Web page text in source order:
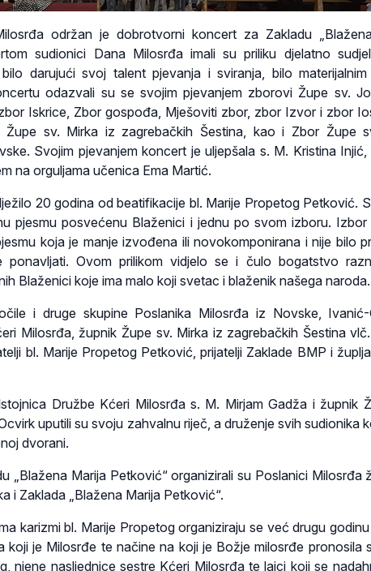
održan je dobrotvorni koncert za Zakladu
sudionici Dana Milosrđa imali su priliku djelatno
darujući svoj talent pjevanja i sviranja, bilo materijalnim
odazvali su se svojim pjevanjem zborovi Župe sv.
Iskrice, Zbor gospođa, Mješoviti zbor, zbor Izvor i zbor
sv. Mirka iz zagrebačkih Šestina, kao i Zbor Župe
Svojim pjevanjem koncert je uljepšala s. M. Kristina Injić,
na orguljama učenica Ema Martić.
20 godina od beatifikacije bl. Marije Propetog Petković.
pjesmu posvećenu Blaženici i jednu po svom izboru.
koja je manje izvođena ili novokomponirana i nije bilo
Ovom prilikom vidjelo se i čulo bogatstvo
Blaženici koje ima malo koji svetac i blaženik našega naroda.
i druge skupine Poslanika Milosrđa iz Novske,
Milosrđa, župnik Župe sv. Mirka iz zagrebačkih Šestina
bl. Marije Propetog Petković, prijatelji Zaklade BMP i
Družbe Kćeri Milosrđa s. M. Mirjam Gadža i župnik
uputili su svoju zahvalnu riječ, a druženje svih sudionika
dvorani.
„Blažena Marija Petković“ organizirali su Poslanici Milosrđa
i Zaklada „Blažena Marija Petković“.
karizmi bl. Marije Propetog organiziraju se već drugu
koji je Milosrđe te načine na koji je Božje milosrđe pronosila
njene nasljednice sestre Kćeri Milosrđa te laici koji se